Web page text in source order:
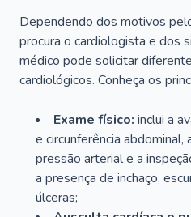
Dependendo dos motivos
procura o cardiologista e dos
médico pode solicitar
cardiológicos. Conheça os
Exame físico: inclui a
e circunferência abdominal,
pressão arterial e a
a presença de inchaço,
úlceras;